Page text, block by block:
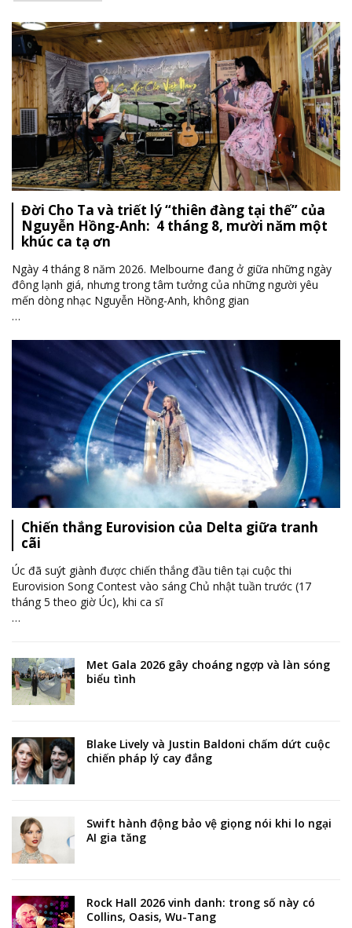
Đời Cho Ta và triết lý “thiên đàng tại thế” của
Nguyễn Hồng-Anh: 4 tháng 8, mười năm một
khúc ca tạ ơn
Ngày 4 tháng 8 năm 2026. Melbourne đang ở giữa những ngày
đông lạnh giá, nhưng trong tâm tưởng của những người yêu
mến dòng nhạc Nguyễn Hồng-Anh, không gian
…
Chiến thắng Eurovision của Delta giữa tranh
cãi
Úc đã suýt giành được chiến thắng đầu tiên tại cuộc thi
Eurovision Song Contest vào sáng Chủ nhật tuần trước (17
tháng 5 theo giờ Úc), khi ca sĩ
…
Met Gala 2026 gây choáng ngợp và làn sóng
biểu tình
Blake Lively và Justin Baldoni chấm dứt cuộc
chiến pháp lý cay đắng
Swift hành động bảo vệ giọng nói khi lo ngại
AI gia tăng
Rock Hall 2026 vinh danh: trong số này có
Collins, Oasis, Wu-Tang